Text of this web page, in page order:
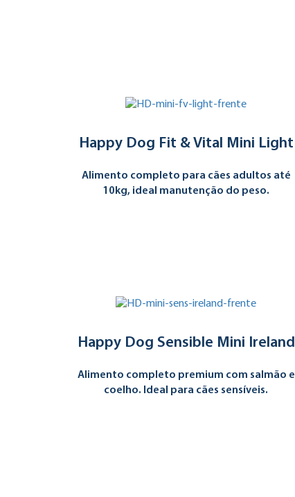
Happy Dog Fit & Vital Mini Light
Alimento completo para cães adultos até
10kg, ideal manutenção do peso.
Happy Dog Sensible Mini Ireland
Alimento completo premium com salmão e
coelho. Ideal para cães sensíveis.